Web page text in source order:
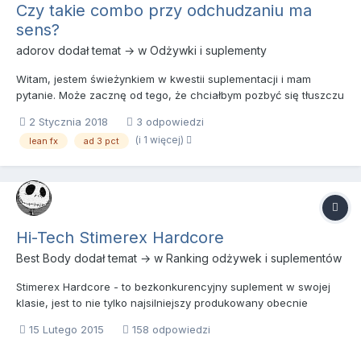
Czy takie combo przy odchudzaniu ma
sens?
adorov dodał temat → w Odżywki i suplementy
Witam, jestem świeżynkiem w kwestii suplementacji i mam
pytanie. Może zacznę od tego, że chciałbym pozbyć się tłuszczu
na własną rękę, co z czym i jak łączyć, ale nie mam pewności
czy takie combo będzie ok. Przeglądałem wątki i widzę, ż...
2 Stycznia 2018 3 odpowiedzi
lean fx ad 3 pct (i 1 więcej)
Hi-Tech Stimerex Hardcore
Best Body dodał temat → w Ranking odżywek i suplementów
Stimerex Hardcore - to bezkonkurencyjny suplement w swojej
klasie, jest to nie tylko najsilniejszy produkowany obecnie
legendarnym wersją nieprodukowanych już produktów. Jedyny
15 Lutego 2015 158 odpowiedzi